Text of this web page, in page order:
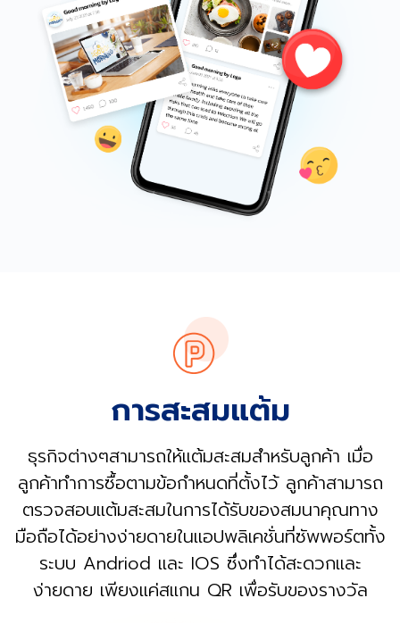
การสะสมแต้ม
ธุรกิจต่างๆสามารถให้แต้มสะสมสำหรับลูกค้า เมื่อ
ลูกค้าทำการซื้อตามข้อกำหนดที่ตั้งไว้ ลูกค้าสามารถ
ตรวจสอบแต้มสะสมในการได้รับของสมนาคุณทาง
มือถือได้อย่างง่ายดายในแอปพลิเคชั่นที่ซัพพอร์ตทั้ง
ระบบ Andriod และ IOS ซึ่งทำได้สะดวกและ
ง่ายดาย เพียงแค่สแกน QR เพื่อรับของรางวัล